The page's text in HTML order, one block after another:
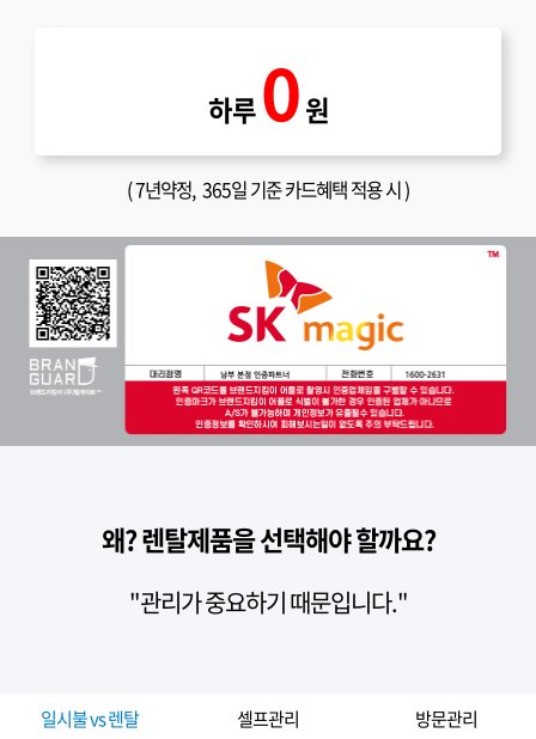
하루0원
(7년약정, 365일 기준 카드혜택 적용 시 )
왜? 렌탈제품을 선택해야 할까요?
"관리가 중요하기 때문입니다."
일시불 vs 렌탈 셀프관리 방문관리